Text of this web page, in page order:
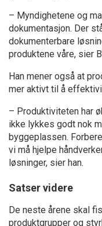
– Myndighetene og
dokumentasjon. Der
dokumenterbare
produktene våre, sier
Han mener også at
mer aktivt til å
– Produktiviteten har
ikke lykkes godt nok
byggeplassen.
vi må hjelpe
løsninger, sier han.
Satser videre
De neste årene skal
produktgrupper og